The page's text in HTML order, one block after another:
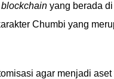
yang berada
Chumbi yang
agar menjadi